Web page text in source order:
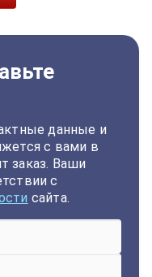
данные и
с вами в
заказ. Ваши
с
сайта.